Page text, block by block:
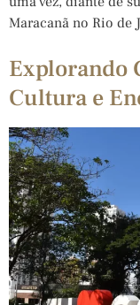
Maracanã no Rio de
Explorando
Cultura e